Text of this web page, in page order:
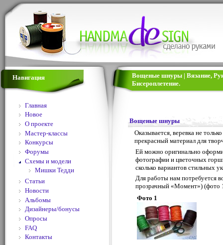
Навигация
Главная
Новое
О проекте
Мастер-классы
Конкурсы
Форумы
Схемы и модели
Мишки Тедди
Статьи
Новости
Альбомы
Дизайнеры/бонусы
Опросы
FAQ
Контакты
Вощеные шнуры | Вязание,
Бисероплетение.
Вощеные шнуры
Оказывается, веревка не
прекрасный материал для
Ей можно оригинально
фотографии и цветочных
сколько вариантов стильных
Для работы нам потребуется
прозрачный «Момент») (фото
Фото 1